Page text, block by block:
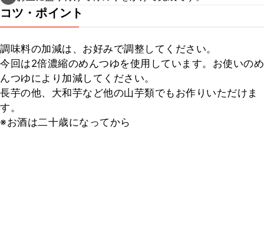
コツ・ポイント
調味料の加減は、お好みで調整してください。
今回は2倍濃縮のめんつゆを使用しています。お使いのめ
んつゆにより加減してください。
長芋の他、大和芋など他の山芋類でもお作りいただけま
す。
※お酒は二十歳になってから